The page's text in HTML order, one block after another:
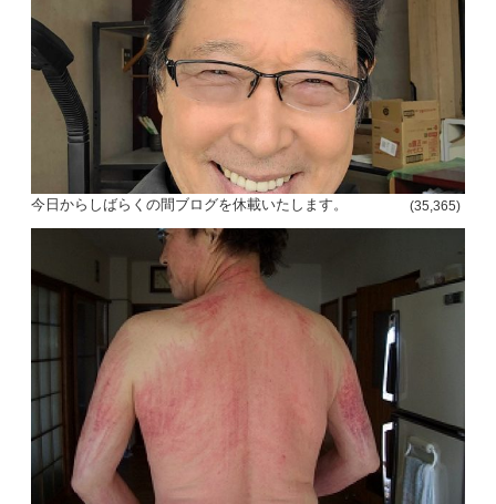
今日からしばらくの間ブログを休載いたします。 (35,365)